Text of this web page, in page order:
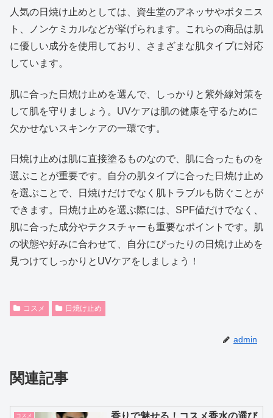
人気の日焼け止めとしては、資生堂のアネッサやボタニス
ト、ノンケミカルなどが挙げられます。これらの商品は肌
に優しい成分を使用しており、さまざまな肌タイプに対応
しています。
肌に合った日焼け止めを選んで、しっかりと紫外線対策を
して肌を守りましょう。UVケアは肌の健康を守るために
欠かせないスキンケアの一環です。
日焼け止めは肌に直接塗るものなので、肌に合ったものを
選ぶことが重要です。自分の肌タイプに合った日焼け止め
を選ぶことで、日焼けだけでなく肌トラブルも防ぐことが
できます。日焼け止めを選ぶ際には、SPF値だけでなく、
肌に合った成分やテクスチャーも重要なポイントです。肌
の状態や好みに合わせて、自分にぴったりの日焼け止めを
見つけてしっかりとUVケアをしましょう！
コスメ 日焼け止め
admin
関連記事
コスメ